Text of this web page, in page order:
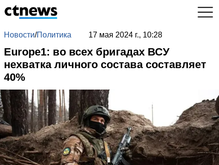
Новости/Политика 17 мая 2024 г., 10:28
Europe1: во всех бригадах ВСУ
нехватка личного состава составляет
40%